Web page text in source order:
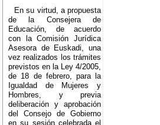
En su virtud, a propuesta
de la Consejera de
Educación, de acuerdo
con la Comisión Jurídica
Asesora de Euskadi, una
vez realizados los trámites
previstos en la Ley 4/2005,
de 18 de febrero, para la
Igualdad de Mujeres y
Hombres, y previa
deliberación y aprobación
del Consejo de Gobierno
en su sesión celebrada el